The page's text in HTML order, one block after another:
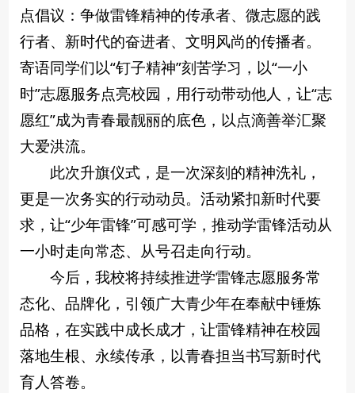
点倡议：争做雷锋精神的传承者、微志愿的践
行者、新时代的奋进者、文明风尚的传播者。
寄语同学们以“钉子精神”刻苦学习，以“一小
时”志愿服务点亮校园，用行动带动他人，让“志
愿红”成为青春最靓丽的底色，以点滴善举汇聚
大爱洪流。
此次升旗仪式，是一次深刻的精神洗礼，
更是一次务实的行动动员。活动紧扣新时代要
求，让“少年雷锋”可感可学，推动学雷锋活动从
一小时走向常态、从号召走向行动。
今后，我校将持续推进学雷锋志愿服务常
态化、品牌化，引领广大青少年在奉献中锤炼
品格，在实践中成长成才，让雷锋精神在校园
落地生根、永续传承，以青春担当书写新时代
育人答卷。